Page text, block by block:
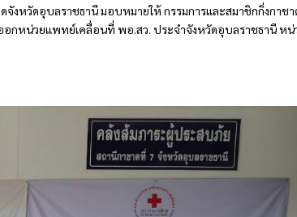
งหวัดอุบลราชธานี มอบหมายให้ กรรมการและสมาชิกกิ่งกาชา
กหน่วยแพทย์เคลื่อนที่ พอ.สว. ประจำจังหวัดอุบลราชธานี หน่